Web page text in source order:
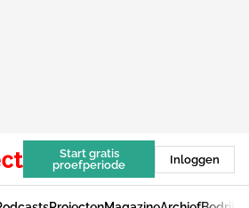
Start gratis
proefperiode
Inloggen